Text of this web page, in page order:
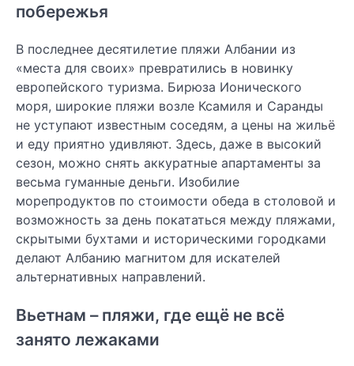
побережья
В последнее десятилетие пляжи Албании из
«места для своих» превратились в новинку
европейского туризма. Бирюза Ионического
моря, широкие пляжи возле Ксамиля и Саранды
не уступают известным соседям, а цены на жильё
и еду приятно удивляют. Здесь, даже в высокий
сезон, можно снять аккуратные апартаменты за
весьма гуманные деньги. Изобилие
морепродуктов по стоимости обеда в столовой и
возможность за день покататься между пляжами,
скрытыми бухтами и историческими городками
делают Албанию магнитом для искателей
альтернативных направлений.
Вьетнам – пляжи, где ещё не всё
занято лежаками